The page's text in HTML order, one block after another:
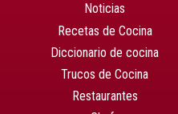
Noticias
Recetas de Cocina
Diccionario de cocina
Trucos de Cocina
Restaurantes